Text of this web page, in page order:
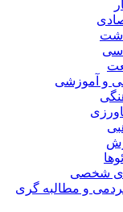
و آموزشی
شخصی
و مطالبه گری